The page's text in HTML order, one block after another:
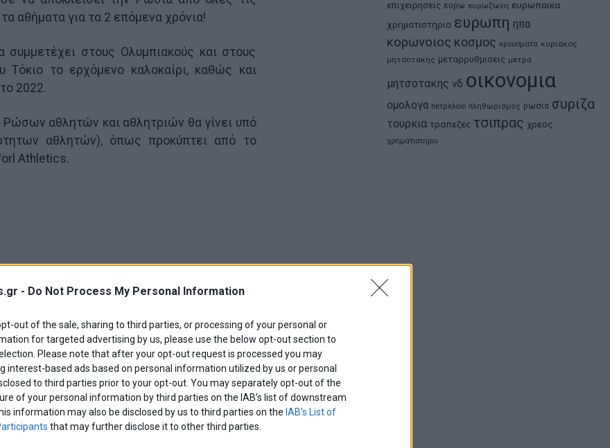
- Do Not Process My Personal Information
out of the sale, sharing to third parties, or processing of your personal or
for targeted advertising by us, please use the below opt-out section to
Please note that after your opt-out request is processed you may
interest-based ads based on personal information utilized by us or personal
to third parties prior to your opt-out. You may separately opt-out of the
of your personal information by third parties on the IAB’s list of downstream
information may also be disclosed by us to third parties on the IAB’s List of
that may further disclose it to other third parties.
αθήματα για τα 2 επόμενα χρόνια!
στους Ολυμπιακούς και στους
Τόκιο το ερχόμενο καλοκαίρι, καθώς και
2022.
αθλητών και αθλητριών θα γίνει υπό
αθλητών), όπως προκύπτει από το
Athletics.
επιχειρησεις ευρω ευρωζωνη ευρωπαικα
χρηματιστηρια ευρωπη ηπα
κορωνοιος κοσμος κρουσματα κυριακος
μητσοτακης μεταρρυθμισεις μετρα
μητσοτακης νδ οικονομια
ομολογα πετρελαιο πληθωρισμος ρωσια συριζα
τουρκια τραπεζες τσιπρας χρεος
χρηματιστηριο